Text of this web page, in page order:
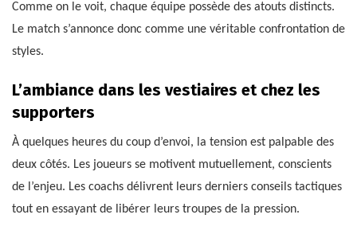
Comme on le voit, chaque équipe possède des atouts distincts.
Le match s’annonce donc comme une véritable confrontation de
styles.
L’ambiance dans les vestiaires et chez les
supporters
À quelques heures du coup d’envoi, la tension est palpable des
deux côtés. Les joueurs se motivent mutuellement, conscients
de l’enjeu. Les coachs délivrent leurs derniers conseils tactiques
tout en essayant de libérer leurs troupes de la pression.